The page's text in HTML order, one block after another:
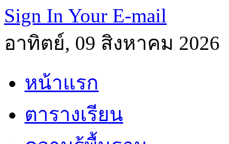
Sign In Your E-mail
อาทิตย์, 09 สิงหาคม 2026
หน้าแรก
ตารางเรียน